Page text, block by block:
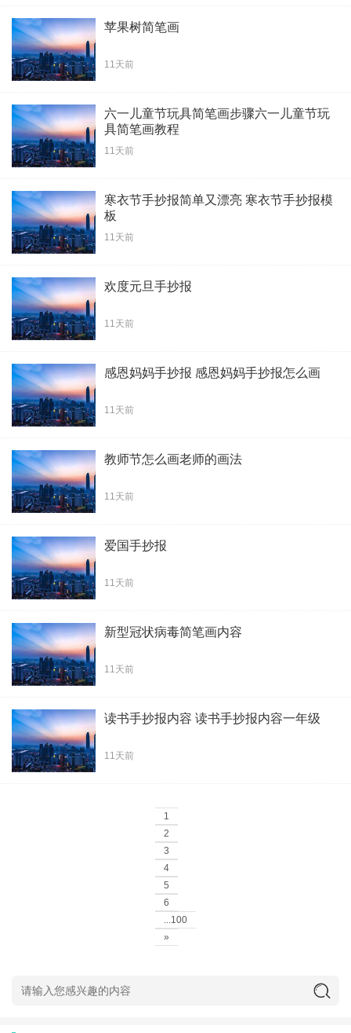
苹果树简笔画
11天前
六一儿童节玩具简笔画步骤六一儿童节玩
具简笔画教程
11天前
寒衣节手抄报简单又漂亮 寒衣节手抄报模
板
11天前
欢度元旦手抄报
11天前
感恩妈妈手抄报 感恩妈妈手抄报怎么画
11天前
教师节怎么画老师的画法
11天前
爱国手抄报
11天前
新型冠状病毒简笔画内容
11天前
读书手抄报内容 读书手抄报内容一年级
11天前
1
2
3
4
5
6
...100
»